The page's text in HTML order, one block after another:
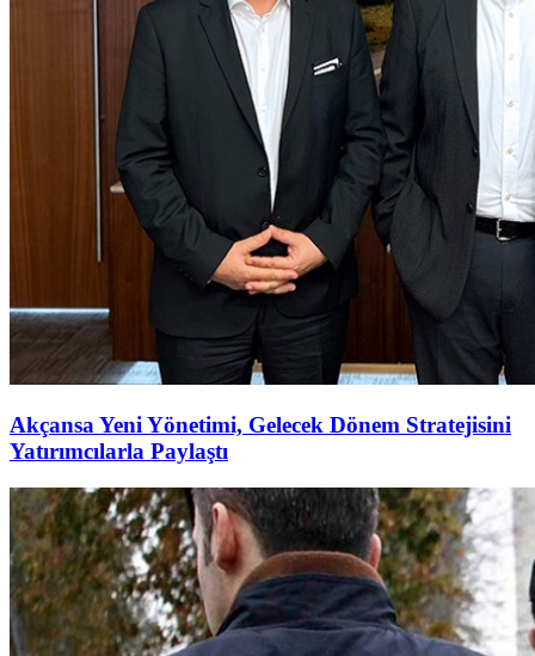
Akçansa Yeni Yönetimi, Gelecek Dönem Stratejisini
Yatırımcılarla Paylaştı